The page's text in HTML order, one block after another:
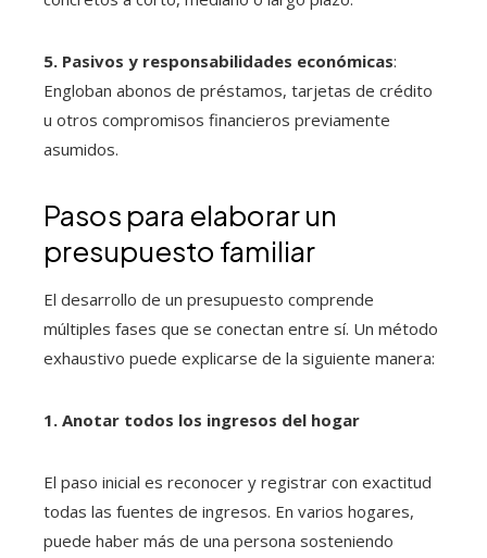
5. Pasivos y responsabilidades económicas:
Engloban abonos de préstamos, tarjetas de crédito
u otros compromisos financieros previamente
asumidos.
Pasos para elaborar un
presupuesto familiar
El desarrollo de un presupuesto comprende
múltiples fases que se conectan entre sí. Un método
exhaustivo puede explicarse de la siguiente manera:
1. Anotar todos los ingresos del hogar
El paso inicial es reconocer y registrar con exactitud
todas las fuentes de ingresos. En varios hogares,
puede haber más de una persona sosteniendo